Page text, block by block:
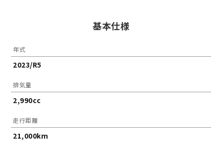
基本仕様
年式
2023/R5
排気量
2,990cc
走行距離
21,000km